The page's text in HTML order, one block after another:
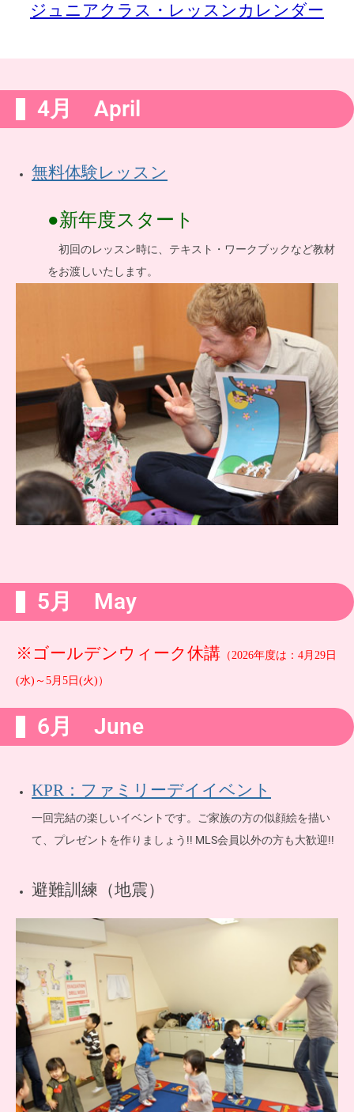
ジュニアクラス・レッスンカレンダー
4月 April
無料体験レッスン
●新年度スタート
初回のレッスン時に、テキスト・ワークブックなど教材
をお渡しいたします。
5月 May
※ゴールデンウィーク休講 （2026年度は：4月29日
(水)～5月5日(火)）
6月 June
KPR：ファミリーデイイベント
一回完結の楽しいイベントです。ご家族の方の似顔絵を描い
て、プレゼントを作りましょう!! MLS会員以外の方も大歓迎!!
避難訓練（地震）